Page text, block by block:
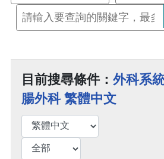
目前搜尋條件： 外科系
腸外科 繁體中文